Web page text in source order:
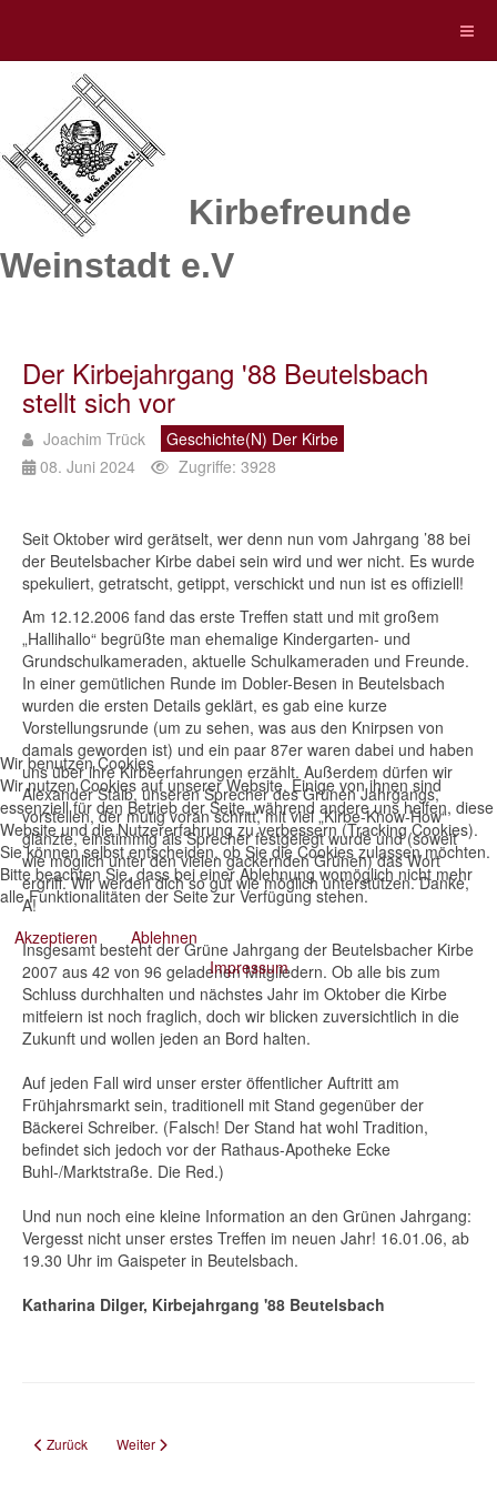
Kirbefreunde
Weinstadt e.V
Der Kirbejahrgang '88 Beutelsbach
stellt sich vor
Joachim Trück
Geschichte(n) Der Kirbe
08. Juni 2024
Zugriffe: 3928
Seit Oktober wird gerätselt, wer denn nun vom Jahrgang ’88 bei
der Beutelsbacher Kirbe dabei sein wird und wer nicht. Es wurde
spekuliert, getratscht, getippt, verschickt und nun ist es offiziell!
Am 12.12.2006 fand das erste Treffen statt und mit großem
„Hallihallo“ begrüßte man ehemalige Kindergarten- und
Grundschulkameraden, aktuelle Schulkameraden und Freunde.
In einer gemütlichen Runde im Dobler-Besen in Beutelsbach
wurden die ersten Details geklärt, es gab eine kurze
Vorstellungsrunde (um zu sehen, was aus den Knirpsen von
damals geworden ist) und ein paar 87er waren dabei und haben
uns über ihre Kirbeerfahrungen erzählt. Außerdem dürfen wir
Alexander Staib, unseren Sprecher des Grünen Jahrgangs,
vorstellen, der mutig voran schritt, mit viel „Kirbe-Know-How“
glänzte, einstimmig als Sprecher festgelegt wurde und (soweit
wie möglich unter den vielen gackernden Grünen) das Wort
ergriff. Wir werden dich so gut wie möglich unterstützen. Danke,
A!
Insgesamt besteht der Grüne Jahrgang der Beutelsbacher Kirbe
2007 aus 42 von 96 geladenen Mitgliedern. Ob alle bis zum
Schluss durchhalten und nächstes Jahr im Oktober die Kirbe
mitfeiern ist noch fraglich, doch wir blicken zuversichtlich in die
Zukunft und wollen jeden an Bord halten.
Auf jeden Fall wird unser erster öffentlicher Auftritt am
Frühjahrsmarkt sein, traditionell mit Stand gegenüber der
Bäckerei Schreiber. (Falsch! Der Stand hat wohl Tradition,
befindet sich jedoch vor der Rathaus-Apotheke Ecke
Buhl-/Marktstraße. Die Red.)
Und nun noch eine kleine Information an den Grünen Jahrgang:
Vergesst nicht unser erstes Treffen im neuen Jahr! 16.01.06, ab
19.30 Uhr im Gaispeter in Beutelsbach.
Katharina Dilger, Kirbejahrgang '88 Beutelsbach
Vorheriger Beitrag: Schnaiter Kirbegedicht
Zurück Nächster Beitrag: Einmal im Jahr, soll Beutelsbacher Kirbe
Weiter
Wir benutzen Cookies
Wir nutzen Cookies auf unserer Website. Einige von ihnen sind
essenziell für den Betrieb der Seite, während andere uns helfen, diese
Website und die Nutzererfahrung zu verbessern (Tracking Cookies).
Sie können selbst entscheiden, ob Sie die Cookies zulassen möchten.
Bitte beachten Sie, dass bei einer Ablehnung womöglich nicht mehr
alle Funktionalitäten der Seite zur Verfügung stehen.
Akzeptieren
Ablehnen
Impressum